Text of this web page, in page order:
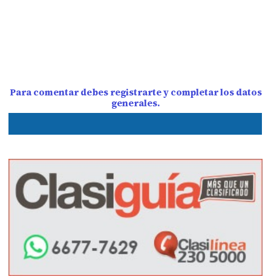
Para comentar debes registrarte y completar los datos
generales.